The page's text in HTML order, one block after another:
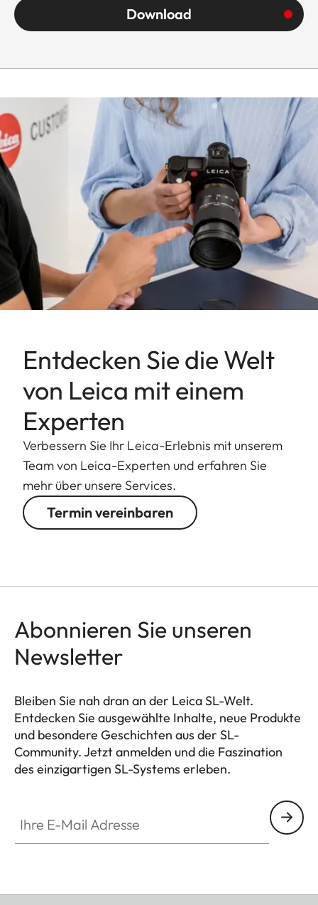
Download
Entdecken Sie die Welt
von Leica mit einem
Experten
Verbessern Sie Ihr Leica-Erlebnis mit unserem
Team von Leica-Experten und erfahren Sie
mehr über unsere Services.
Termin vereinbaren
Abonnieren Sie unseren
Newsletter
Bleiben Sie nah dran an der Leica SL-Welt.
Entdecken Sie ausgewählte Inhalte, neue Produkte
und besondere Geschichten aus der SL-
Community. Jetzt anmelden und die Faszination
des einzigartigen SL-Systems erleben.